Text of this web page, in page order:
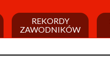
REKORDY
ZAWODNIKÓW